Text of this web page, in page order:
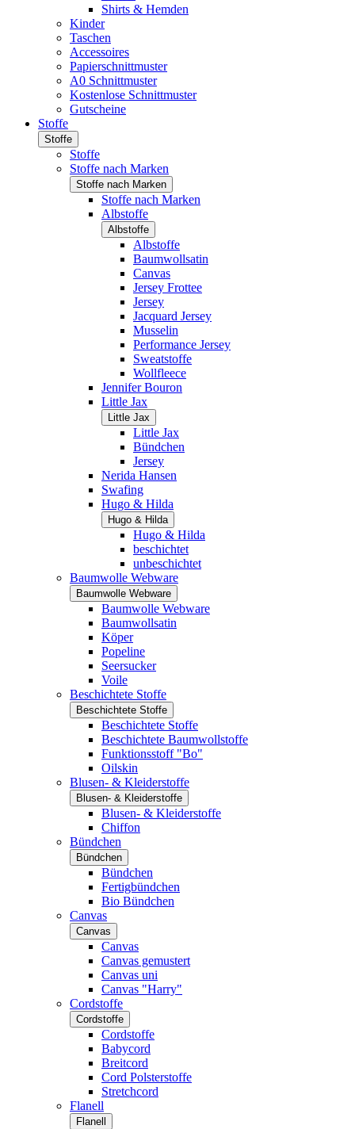
Shirts & Hemden
Kinder
Taschen
Accessoires
Papierschnittmuster
A0 Schnittmuster
Kostenlose Schnittmuster
Gutscheine
Stoffe
Stoffe
Stoffe
Stoffe nach Marken
Stoffe nach Marken
Stoffe nach Marken
Albstoffe
Albstoffe
Albstoffe
Baumwollsatin
Canvas
Jersey Frottee
Jersey
Jacquard Jersey
Musselin
Performance Jersey
Sweatstoffe
Wollfleece
Jennifer Bouron
Little Jax
Little Jax
Little Jax
Bündchen
Jersey
Nerida Hansen
Swafing
Hugo & Hilda
Hugo & Hilda
Hugo & Hilda
beschichtet
unbeschichtet
Baumwolle Webware
Baumwolle Webware
Baumwolle Webware
Baumwollsatin
Köper
Popeline
Seersucker
Voile
Beschichtete Stoffe
Beschichtete Stoffe
Beschichtete Stoffe
Beschichtete Baumwollstoffe
Funktionsstoff "Bo"
Oilskin
Blusen- & Kleiderstoffe
Blusen- & Kleiderstoffe
Blusen- & Kleiderstoffe
Chiffon
Bündchen
Bündchen
Bündchen
Fertigbündchen
Bio Bündchen
Canvas
Canvas
Canvas
Canvas gemustert
Canvas uni
Canvas "Harry"
Cordstoffe
Cordstoffe
Cordstoffe
Babycord
Breitcord
Cord Polsterstoffe
Stretchcord
Flanell
Flanell